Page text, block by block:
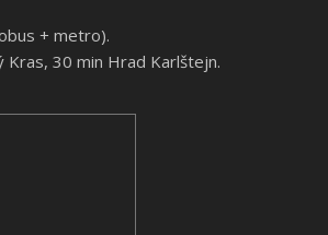
+ metro).
Kras, 30 min Hrad Karlštejn.